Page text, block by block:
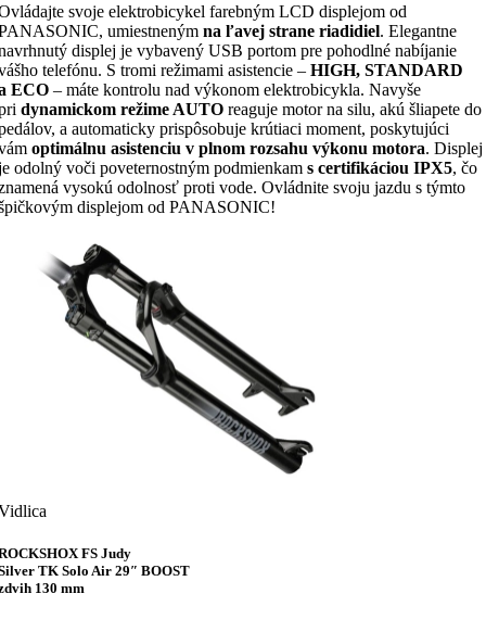
svoje elektrobicykel farebným LCD displejom od
umiestneným na ľavej strane riadidiel. Elegantne
displej je vybavený USB portom pre pohodlné nabíjanie
telefónu. S tromi režimami asistencie – HIGH, STANDARD
ECO – máte kontrolu nad výkonom elektrobicykla. Navyše
dynamickom režime AUTO reaguje motor na silu, akú šliapete do
a automaticky prispôsobuje krútiaci moment, poskytujúci
optimálnu asistenciu v plnom rozsahu výkonu motora. Displej
odolný voči poveternostným podmienkam s certifikáciou IPX5, čo
vysokú odolnosť proti vode. Ovládnite svoju jazdu s týmto
displejom od PANASONIC!
FS Judy
TK Solo Air 29″ BOOST
130 mm